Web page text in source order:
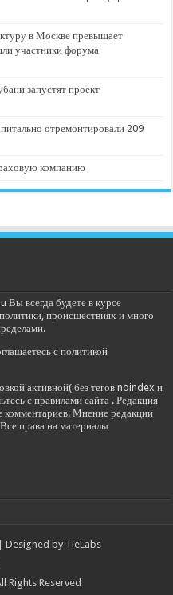
в Москве превышает
участники форума
запустят проект
отремонтировали 209
компанию
всегда будете в курсе
происшествиях и много
с политикой
активной( без тегов noindex и
с правилами сайта . Редакция
комментариев. Мнение редакции
права на материалы
| Designed by TieLabs
Rights Reserved